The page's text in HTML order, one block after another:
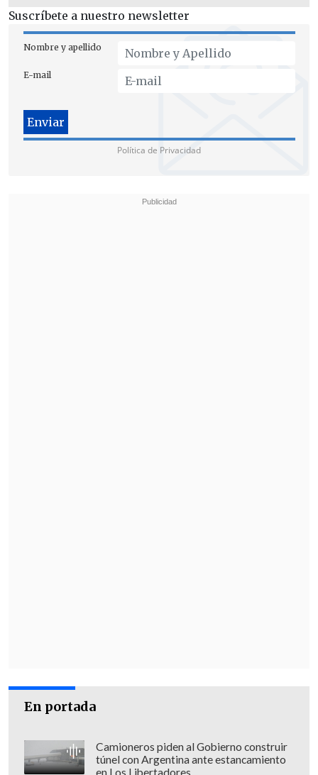
Suscríbete a nuestro newsletter
Nombre y apellido
E-mail
Política de Privacidad
En portada
Camioneros piden al Gobierno construir
túnel con Argentina ante estancamiento
en Los Libertadores